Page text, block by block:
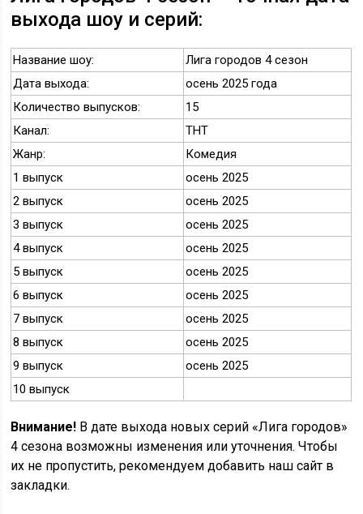
выхода шоу и серий:
Название шоу:
Лига городов 4 сезон
Дата выхода:
осень 2025 года
Количество выпусков:
15
Канал:
ТНТ
Жанр:
Комедия
1 выпуск
осень 2025
2 выпуск
осень 2025
3 выпуск
осень 2025
4 выпуск
осень 2025
5 выпуск
осень 2025
6 выпуск
осень 2025
7 выпуск
осень 2025
8 выпуск
осень 2025
9 выпуск
осень 2025
10 выпуск
Внимание! В дате выхода новых серий «Лига городов»
4 сезона возможны изменения или уточнения. Чтобы
их не пропустить, рекомендуем добавить наш сайт в
закладки.